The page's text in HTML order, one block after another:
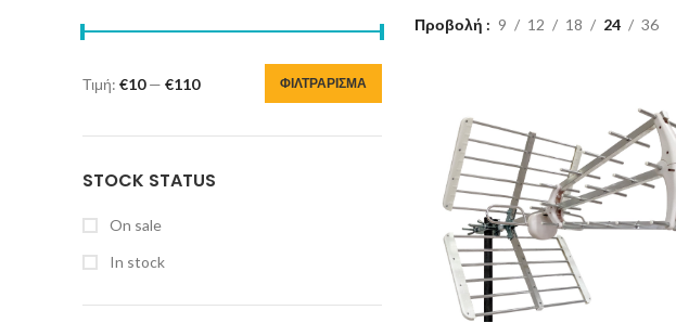
ΦΙΛΤΡΆΡΙΣΜΑ
Τιμή: €10— €110
STOCK STATUS
On sale
In stock
Προβολή 9 12 18 24 36